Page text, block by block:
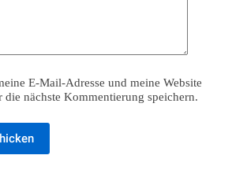
E-Mail-Adresse und meine Website
nächste Kommentierung speichern.